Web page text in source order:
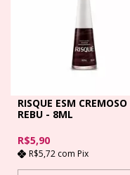
RISQUE ESM CREMOSO
REBU - 8ML
R$5,90
R$5,72 com Pix